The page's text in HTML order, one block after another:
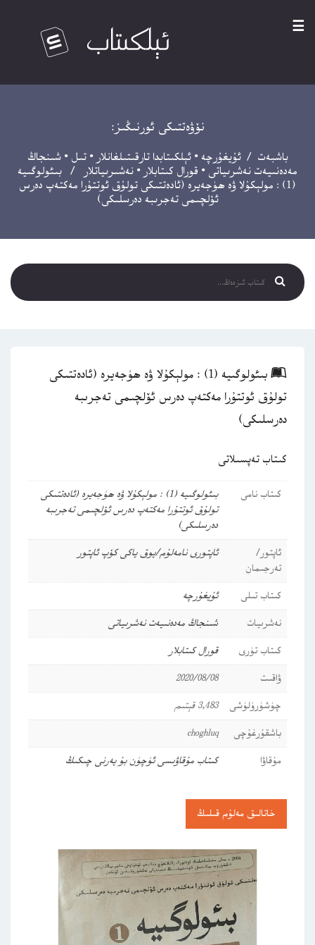
☰
نۆۋەتتىكى ئورنىڭىز:
باشبەت /ئۇيغۇرچە •ئېلكىتابدا تارقىتىلغانلار •تىل •شىنجاڭ
مەدەنىيەت نەشرىياتى • قورال كىتابلار • نەشىرىياتلار / بىئولوگىيە
(1) : مولېكۇلا ۋە ھۈجەيرە (ئادەتتىكى تولۇق ئوتتۇرا مەكتەپ دەرس
ئۆلچىمى تەجرىبە دەرسلىكى)
بىئولوگىيە (1) : مولېكۇلا ۋە ھۈجەيرە (ئادەتتىكى
تولۇق ئوتتۇرا مەكتەپ دەرس ئۆلچىمى تەجرىبە
دەرسلىكى)
كىتاب تەپسىلاتى
كىتاب نامى
بىئولوگىيە (1) : مولېكۇلا ۋە ھۈجەيرە (ئادەتتىكى
تولۇق ئوتتۇرا مەكتەپ دەرس ئۆلچىمى تەجرىبە
دەرسلىكى)
ئاپتور/
تەرجىمان
ئاپتورى نامەلۇم/يوق ياكى كۆپ ئاپتور
كىتاب تىلى
ئۇيغۇرچە
نەشرىيات
شىنجاڭ مەدەنىيەت نەشرىياتى
كىتاب تۈرى
قورال كىتابلار
ۋاقىت
2020/08/08
چۈشۈرۈلۈشى
3,483 قېتىم
باشقۇرغۇچى
choghluq
مۇقاۋا
كىتاب مۇقاۋىسى ئۈچۈن بۇ يەرنى چىكىڭ
خاتالىق مەلۇم قىلىڭ